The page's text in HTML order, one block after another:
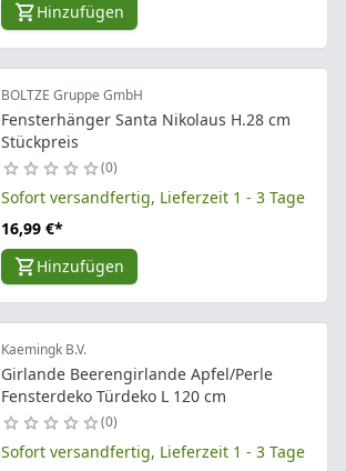
Hinzufügen
BOLTZE Gruppe GmbH
Fensterhänger Santa Nikolaus H.28 cm
Stückpreis
0
Sofort versandfertig, Lieferzeit 1 - 3 Tage
16,99 €*
Hinzufügen
Kaemingk B.V.
Girlande Beerengirlande Apfel/Perle
Fensterdeko Türdeko L 120 cm
0
Sofort versandfertig, Lieferzeit 1 - 3 Tage